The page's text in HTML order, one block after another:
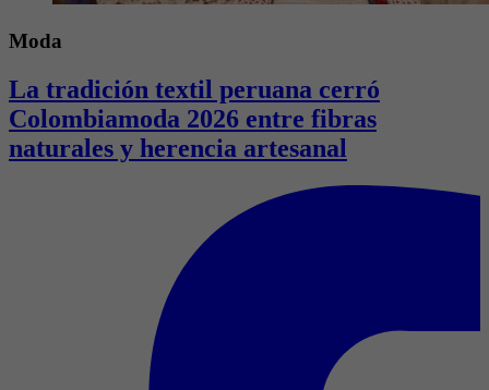
Moda
La tradición textil peruana cerró
Colombiamoda 2026 entre fibras
naturales y herencia artesanal